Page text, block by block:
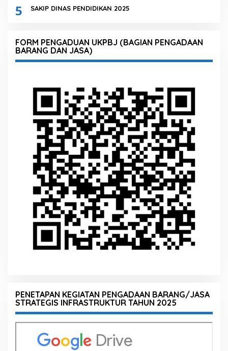
5 SAKIP DINAS PENDIDIKAN 2025
FORM PENGADUAN UKPBJ (BAGIAN PENGADAAN
BARANG DAN JASA)
PENETAPAN KEGIATAN PENGADAAN BARANG/JASA
STRATEGIS INFRASTRUKTUR TAHUN 2025